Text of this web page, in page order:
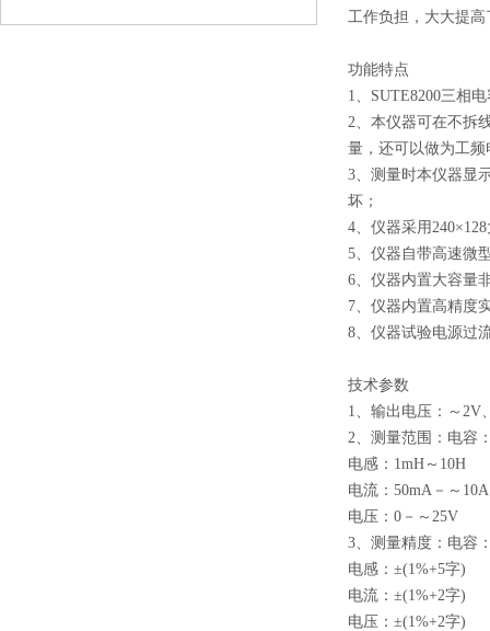
工作负担，大大提
功能特点
1、SUTE8200三相
2、本仪器可在不拆
量，还可以做为工
3、测量时本仪器显
坏；
4、仪器采用
5、仪器自带高速微
6、仪器内置大容量
7、仪器内置高精度
8、仪器试验电源过
技术参数
1、输出电压：～2V
2、测量范围：电容
电感：1mH～10H
电流：50mA－～10A
电压：0－～25V
3、测量精度：电容
电感：±(1%+5字)
电流：±(1%+2字)
电压：±(1%+2字)